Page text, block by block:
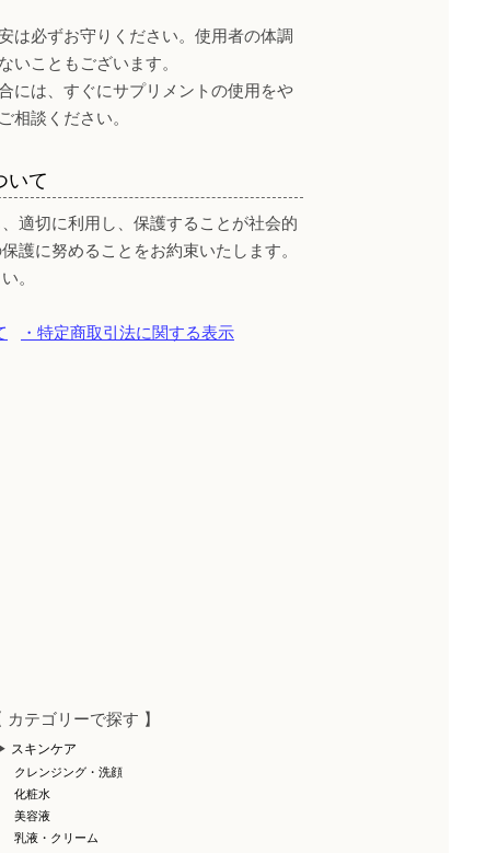
は必ずお守りください。使用者の体調
いこともございます。
には、すぐにサプリメントの使用をや
相談ください。
いて
適切に利用し、保護することが社会的
護に努めることをお約束いたします。
。
・特定商取引法に関する表示
カテゴリーで探す 】
スキンケア
クレンジング・洗顔
化粧水
美容液
乳液・クリーム